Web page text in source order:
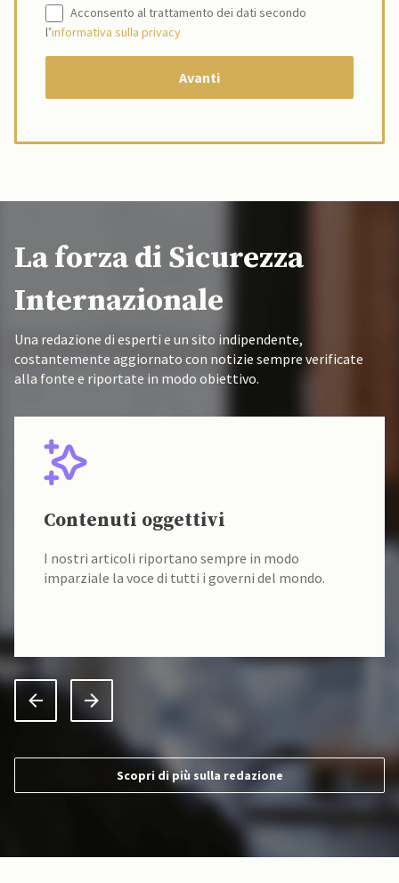
Acconsento al trattamento dei dati secondo
l’informativa sulla privacy
La forza di Sicurezza
Internazionale
Una redazione di esperti e un sito indipendente,
costantemente aggiornato con notizie sempre verificate
alla fonte e riportate in modo obiettivo.
Contenuti oggettivi
I nostri articoli riportano sempre in modo
imparziale la voce di tutti i governi del mondo.
Scopri di più sulla redazione